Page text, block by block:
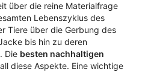
über die reine Materialfrage
Lebenszyklus des
Tiere über die Gerbung des
bis hin zu deren
Die besten nachhaltigen
diese Aspekte. Eine wichtige